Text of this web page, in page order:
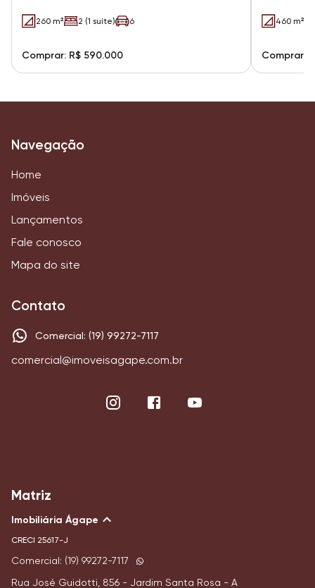
260 m² 2 (1 suíte) 6
Comprar: R$ 590.000
460 m²
Comprar:
Navegação
Home
Imóveis
Lançamentos
Fale conosco
Mapa do site
Contato
Comercial: (19) 99272-7117
comercial@imoveisagape.com.br
Matriz
Imobiliária Ágape
CRECI 25617-J
Comercial: (19) 99272-7117
Rua José Guidotti, 856 - Jardim Santa Rosa - A